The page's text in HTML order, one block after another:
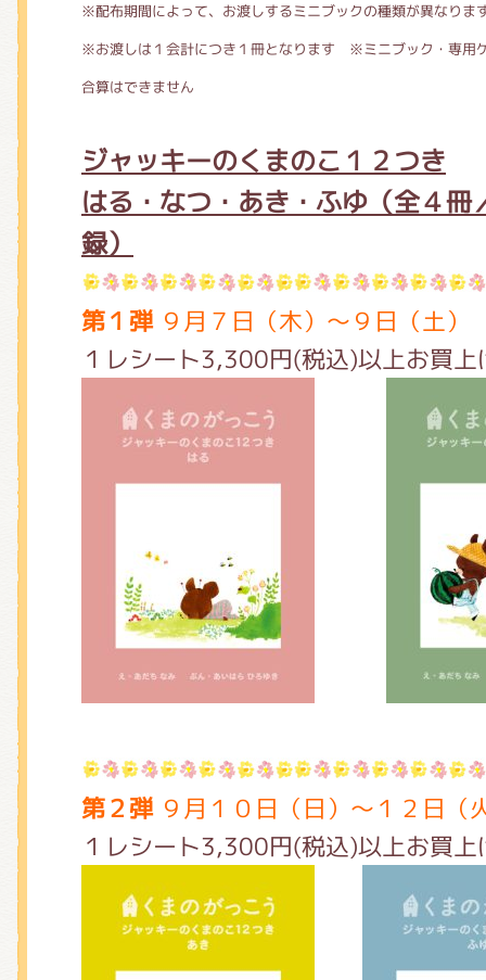
※配布期間によって、お渡しするミニブックの種類が異なりま
※お渡しは１会計につき１冊となります ※ミニブック・専
合算はできません
ジャッキーのくまのこ１２つき
はる・なつ・あき・ふゆ（全４冊
録）
第１弾９月７日（木）～９日（土
１レシート3,300円(税込)以上お買
第２弾 ９月１０日（日）～１２日
１レシート3,300円(税込)以上お買